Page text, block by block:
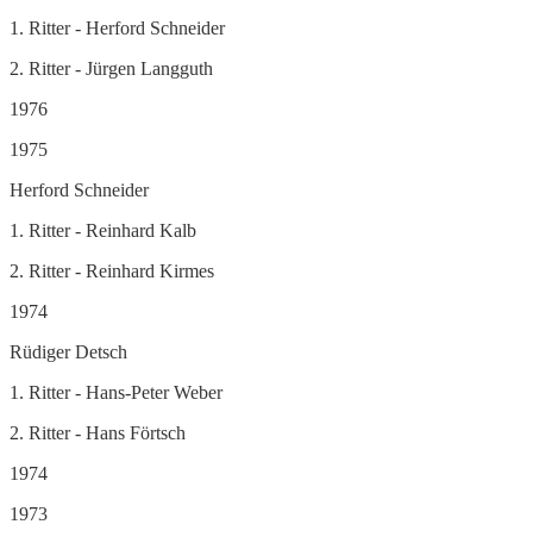
1. Ritter - Herford Schneider
2. Ritter - Jürgen Langguth
1976
1975
Herford Schneider
1. Ritter - Reinhard Kalb
2. Ritter - Reinhard Kirmes
1974
Rüdiger Detsch
1. Ritter - Hans-Peter Weber
2. Ritter - Hans Förtsch
1974
1973